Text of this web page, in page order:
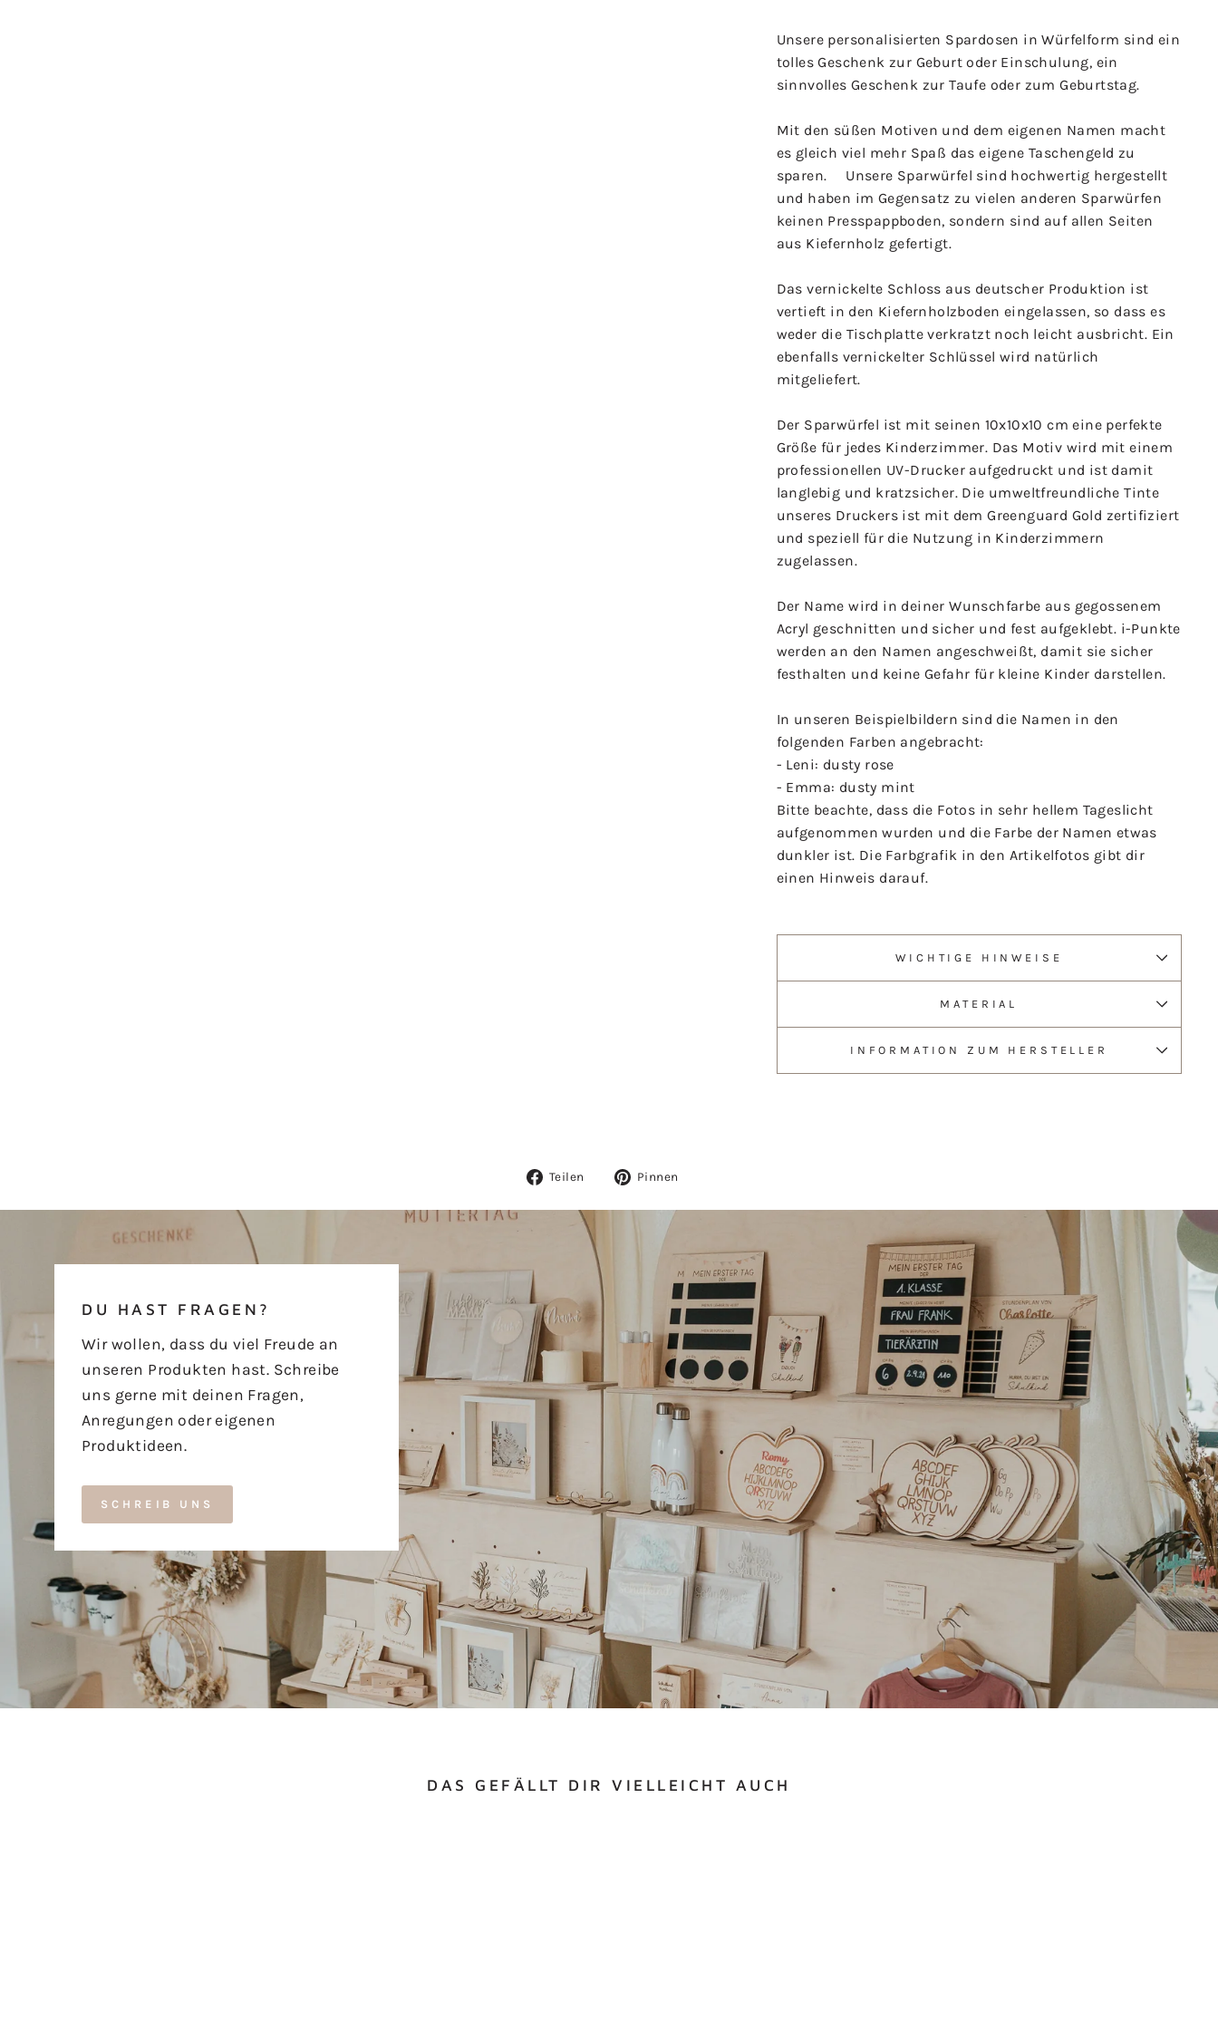
Unsere personalisierten Spardosen in Würfelform sind ein
tolles Geschenk zur Geburt oder Einschulung, ein
sinnvolles Geschenk zur Taufe oder zum Geburtstag.
Mit den süßen Motiven und dem eigenen Namen macht
es gleich viel mehr Spaß das eigene Taschengeld zu
sparen. Unsere Sparwürfel sind hochwertig hergestellt
und haben im Gegensatz zu vielen anderen Sparwürfen
keinen Presspappboden, sondern sind auf allen Seiten
aus Kiefernholz gefertigt.
Das vernickelte Schloss aus deutscher Produktion ist
vertieft in den Kiefernholzboden eingelassen, so dass es
weder die Tischplatte verkratzt noch leicht ausbricht. Ein
ebenfalls vernickelter Schlüssel wird natürlich
mitgeliefert.
Der Sparwürfel ist mit seinen 10x10x10 cm eine perfekte
Größe für jedes Kinderzimmer. Das Motiv wird mit einem
professionellen UV-Drucker aufgedruckt und ist damit
langlebig und kratzsicher. Die umweltfreundliche Tinte
unseres Druckers ist mit dem Greenguard Gold zertifiziert
und speziell für die Nutzung in Kinderzimmern
zugelassen.
Der Name wird in deiner Wunschfarbe aus gegossenem
Acryl geschnitten und sicher und fest aufgeklebt. i-Punkte
werden an den Namen angeschweißt, damit sie sicher
festhalten und keine Gefahr für kleine Kinder darstellen.
In unseren Beispielbildern sind die Namen in den
folgenden Farben angebracht:
- Leni: dusty rose
- Emma: dusty mint
Bitte beachte, dass die Fotos in sehr hellem Tageslicht
aufgenommen wurden und die Farbe der Namen etwas
dunkler ist. Die Farbgrafik in den Artikelfotos gibt dir
einen Hinweis darauf.
WICHTIGE HINWEISE
MATERIAL
INFORMATION ZUM HERSTELLER
Teilen
Auf
Pinnen
DU HAST FRAGEN?
Wir wollen, dass du viel Freude an
unseren Produkten hast. Schreibe
uns gerne mit deinen Fragen,
Anregungen oder eigenen
Produktideen.
SCHREIB UNS
DAS GEFÄLLT DIR VIELLEICHT AUCH